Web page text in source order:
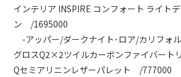
インテリア INSPIRE コンフォート ライト
ン /1695000
-アッパー/ダークナイト･ロア/カリフォ
グロスQ2×2ツイルカーボンファイバー
Qセミアリニンレザーパレット /777000